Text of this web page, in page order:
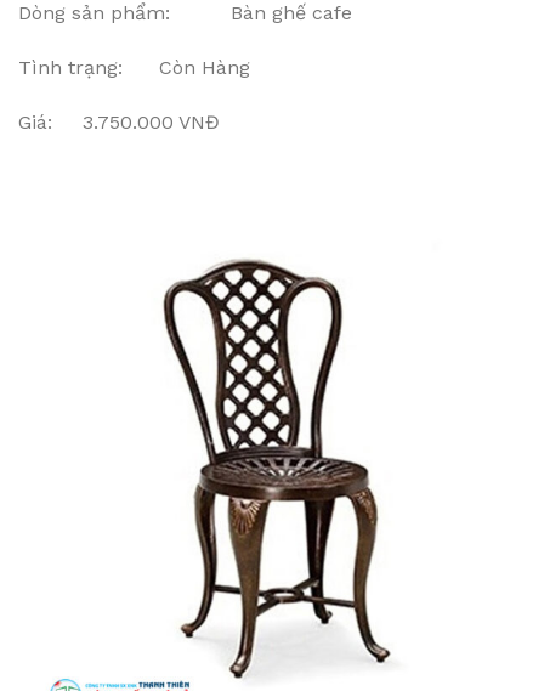
Dòng sản phẩm: Bàn ghế cafe
Tình trạng: Còn Hàng
Giá: 3.750.000 VNĐ